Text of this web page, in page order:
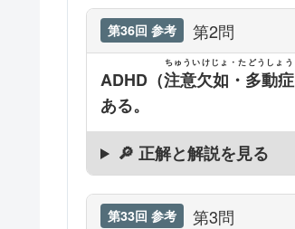
第36回 参考 第2問
ADHD（注意欠如・多動症
ちゅういけじょ・たどうしょう
ある。
🔎 正解と解説を見る
第33回 参考 第3問